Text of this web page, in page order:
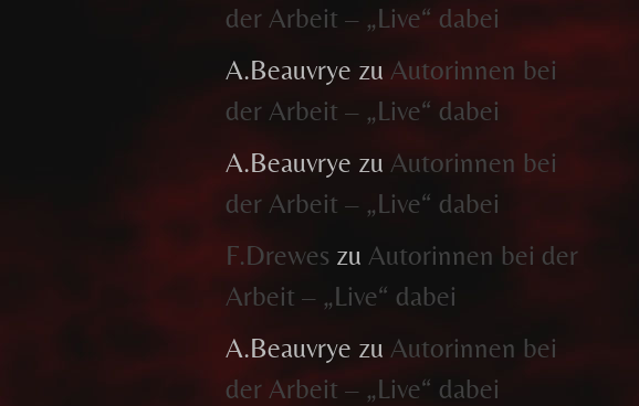
der Arbeit – „Live“ dabei
A.Beauvrye zu Autorinnen bei
der Arbeit – „Live“ dabei
A.Beauvrye zu Autorinnen bei
der Arbeit – „Live“ dabei
F.Drewes zu Autorinnen bei der
Arbeit – „Live“ dabei
A.Beauvrye zu Autorinnen bei
der Arbeit – „Live“ dabei